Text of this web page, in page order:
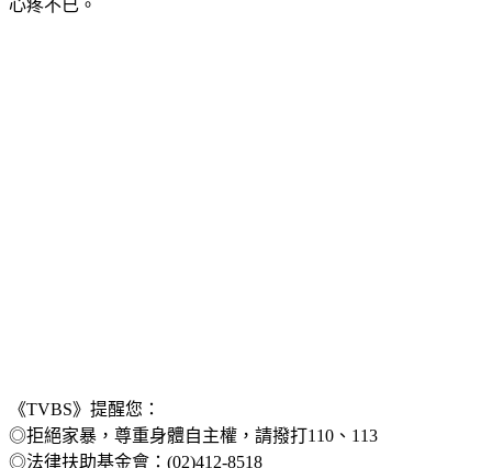
◎拒絕家暴，尊重身體自主權，請撥打110、113
◎法律扶助基金會：(02)412-8518